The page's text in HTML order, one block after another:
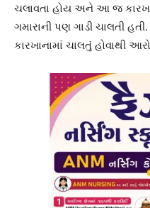
ચલાવતા હોય અને આ જ
ગમારાની પણ ગાડી ચાલતી
કારખાનામાં ચાલતું હોવાથી